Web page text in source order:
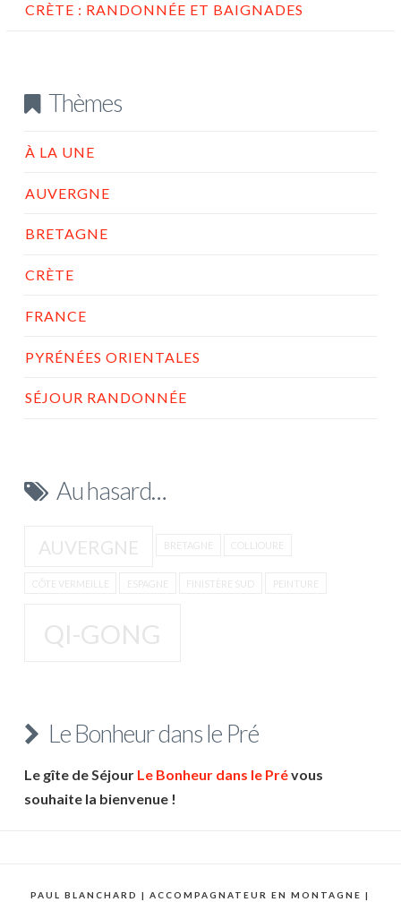
CRÈTE : RANDONNÉE ET BAIGNADES
Thèmes
À LA UNE
AUVERGNE
BRETAGNE
CRÈTE
FRANCE
PYRÉNÉES ORIENTALES
SÉJOUR RANDONNÉE
Au hasard…
AUVERGNE BRETAGNE COLLIOURE
CÔTE VERMEILLE ESPAGNE FINISTÈRE SUD PEINTURE
QI-GONG
Le Bonheur dans le Pré
Le gîte de Séjour Le Bonheur dans le Prévous
souhaite la bienvenue !
PAUL BLANCHARD | ACCOMPAGNATEUR EN MONTAGNE |